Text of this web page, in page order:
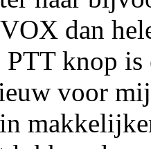
dan
knop is
voor